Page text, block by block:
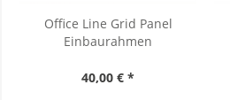
Office Line Grid Panel
Einbaurahmen
40,00 € *